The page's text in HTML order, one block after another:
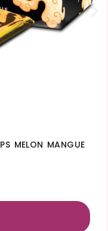
MELON MANGUE